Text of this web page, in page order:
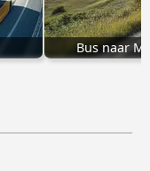
Bus naar